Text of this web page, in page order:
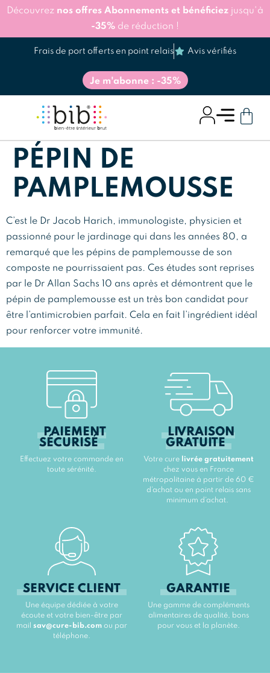
Découvrez nos offres Abonnements et bénéficiez jusqu'à
-35% de réduction !
Frais de port offerts en point relais Avis vérifiés
Je m'abonne : -35%
PÉPIN DE
PAMPLEMOUSSE
C’est le Dr Jacob Harich, immunologiste, physicien et
passionné pour le jardinage qui dans les années 80, a
remarqué que les pépins de pamplemousse de son
composte ne pourrissaient pas. Ces études sont reprises
par le Dr Allan Sachs 10 ans après et démontrent que le
pépin de pamplemousse est un très bon candidat pour
être l’antimicrobien parfait. Cela en fait l’ingrédient idéal
pour renforcer votre immunité.
PAIEMENT
SÉCURISÉ
Effectuez votre commande en
toute sérénité.
LIVRAISON
GRATUITE
Votre cure
livrée gratuitement
chez vous en France
métropolitaine à partir de 60 €
d’achat ou en point relais sans
minimum d’achat.
SERVICE CLIENT
Une équipe dédiée à votre
écoute et votre bien-être par
mail sav@cure-bib.com ou par
téléphone.
GARANTIE
Une gamme de compléments
alimentaires de qualité, bons
pour vous et la planète.